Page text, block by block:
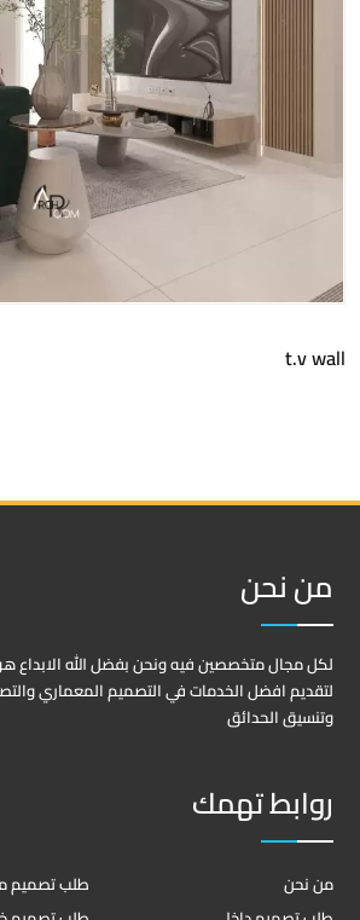
t.v wall
من نحن
لكل مجال متخصصين فيه ونحن بفضل الله الابداع
لتقديم افضل الخدمات في التصميم المعماري
وتنسيق الحدائق
روابط تهمك
من نحن
طلب تصميم